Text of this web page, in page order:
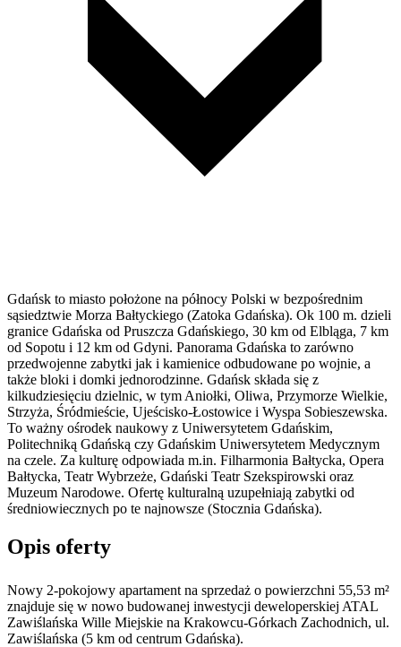
Gdańsk to miasto położone na północy Polski w bezpośrednim
sąsiedztwie Morza Bałtyckiego (Zatoka Gdańska). Ok 100 m. dzieli
granice Gdańska od Pruszcza Gdańskiego, 30 km od Elbląga, 7 km
od Sopotu i 12 km od Gdyni. Panorama Gdańska to zarówno
przedwojenne zabytki jak i kamienice odbudowane po wojnie, a
także bloki i domki jednorodzinne. Gdańsk składa się z
kilkudziesięciu dzielnic, w tym Aniołki, Oliwa, Przymorze Wielkie,
Strzyża, Śródmieście, Ujeścisko-Łostowice i Wyspa Sobieszewska.
To ważny ośrodek naukowy z Uniwersytetem Gdańskim,
Politechniką Gdańską czy Gdańskim Uniwersytetem Medycznym
na czele. Za kulturę odpowiada m.in. Filharmonia Bałtycka, Opera
Bałtycka, Teatr Wybrzeże, Gdański Teatr Szekspirowski oraz
Muzeum Narodowe. Ofertę kulturalną uzupełniają zabytki od
średniowiecznych po te najnowsze (Stocznia Gdańska).
Opis oferty
Nowy 2-pokojowy apartament na sprzedaż o powierzchni 55,53 m²
znajduje się w nowo budowanej inwestycji deweloperskiej ATAL
Zawiślańska Wille Miejskie na Krakowcu-Górkach Zachodnich, ul.
Zawiślańska (5 km od centrum Gdańska).